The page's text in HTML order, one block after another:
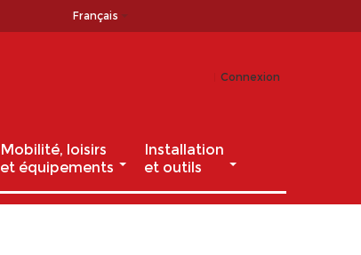
Français
Connexion
Mobilité, loisirs
et équipements
Installation
et outils